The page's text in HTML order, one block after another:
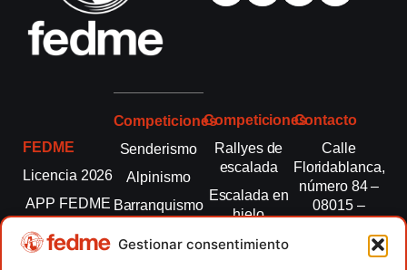
Gestionar consentimiento
FEDME
Licencia 2026
APP FEDME
Transparencia
Competiciones
Senderismo
Alpinismo
Barranquismo
montaña
Competiciones
Rallyes de
escalada
Escalada en
hielo
Esquí de
Contacto
Calle
Floridablanca,
número 84 –
08015 –
fedme@fedme.es